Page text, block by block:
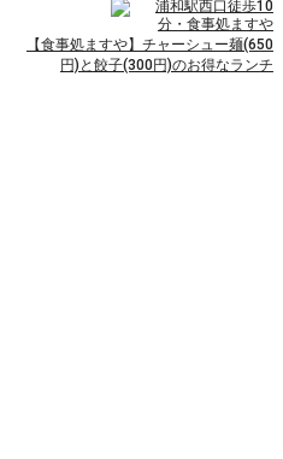
【食事処ますや】チャーシュー麺(650
円)と餃子(300円)のお得なランチ